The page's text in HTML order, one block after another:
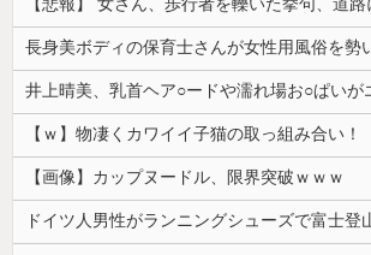
【ｗ】物凄くカワイイ子猫の取っ組み合い！
【画像】カップヌードル、限界突破ｗｗｗ